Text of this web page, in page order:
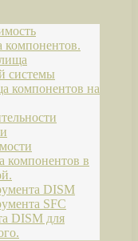
компонентов.
системы
компонентов на
компонентов в
DISM
SFC
DISM для